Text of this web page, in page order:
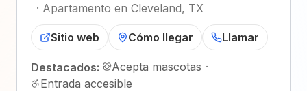
· Apartamento en Cleveland, TX
Sitio web Cómo llegar Llamar
Destacados: Acepta mascotas ·
Entrada accesible